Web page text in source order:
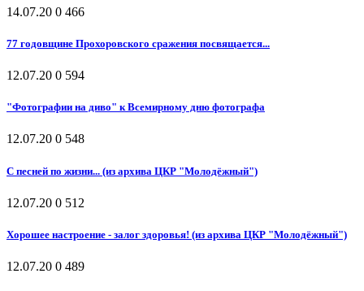
14.07.20 0 466
77 годовщине Прохоровского сражения посвящается...
12.07.20 0 594
"Фотографии на диво" к Всемирному дню фотографа
12.07.20 0 548
С песней по жизни... (из архива ЦКР "Молодёжный")
12.07.20 0 512
Хорошее настроение - залог здоровья! (из архива ЦКР "Молодёжный")
12.07.20 0 489